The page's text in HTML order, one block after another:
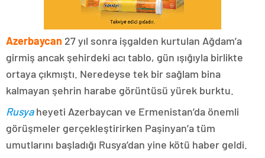
Azerbaycan 27 yıl sonra işgalden kurtulan Ağdam’a
girmiş ancak şehirdeki acı tablo, gün ışığıyla birlikte
ortaya çıkmıştı. Neredeyse tek bir sağlam bina
kalmayan şehrin harabe görüntüsü yürek burktu.
Rusyaheyeti Azerbaycan ve Ermenistan’da önemli
görüşmeler gerçekleştirirken Paşinyan’a tüm
umutlarını başladığı Rusya’dan yine kötü haber geldi.